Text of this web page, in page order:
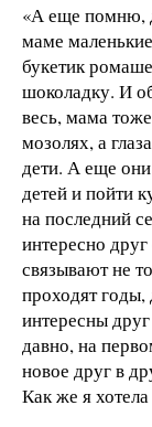
«А еще помню,
маме
букетик
шоколадку. И
весь, мама
мозолях, а
дети. А еще
детей и пойти
на последний
интересно
связывают не
проходят
интересны
давно, на
новое друг в
Как же я